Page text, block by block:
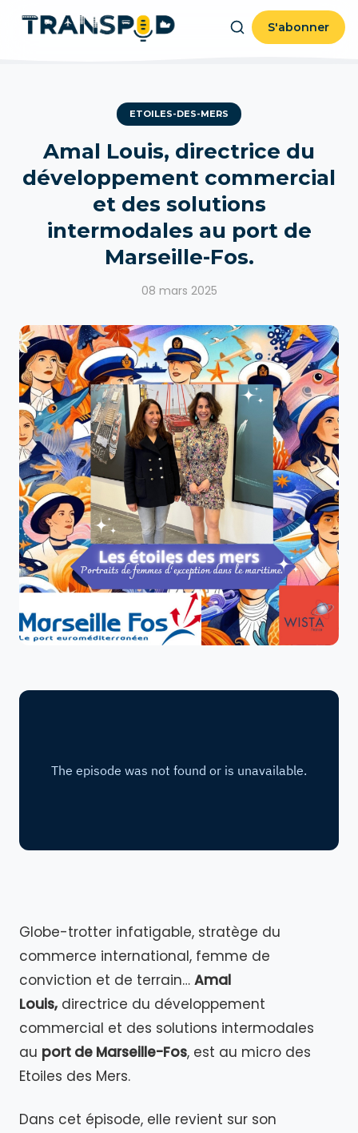
S'abonner
ETOILES-DES-MERS
Amal Louis, directrice du
développement commercial
et des solutions
intermodales au port de
Marseille-Fos.
08 mars 2025
Globe-trotter infatigable, stratège du
commerce international, femme de
conviction et de terrain… Amal
Louis, directrice du développement
commercial et des solutions intermodales
au port de Marseille-Fos, est au micro des
Etoiles des Mers.
Dans cet épisode, elle revient sur son